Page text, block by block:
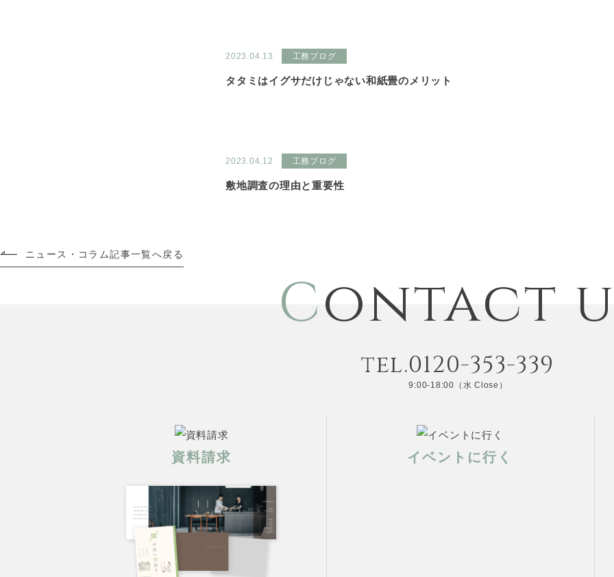
2023.04.13 工務ブログ
タタミはイグサだけじゃない和紙畳のメリット
2023.04.12 工務ブログ
敷地調査の理由と重要性
ニュース・コラム記事一覧へ戻る
Contact
tel.0120-353-339
9:00-18:00（水 Close）
資料請求 イベントに行く